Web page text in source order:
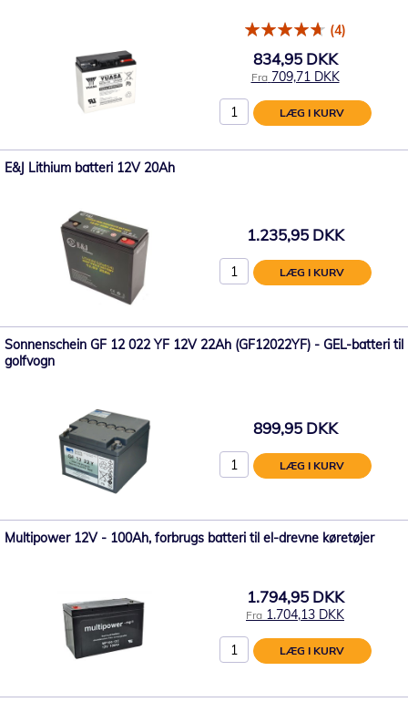
(4)
834,95 DKK
Fra 709,71 DKK
LÆG I KURV
E&J Lithium batteri 12V 20Ah
1.235,95 DKK
LÆG I KURV
Sonnenschein GF 12 022 YF 12V 22Ah (GF12022YF) - GEL-batteri til
golfvogn
899,95 DKK
LÆG I KURV
Multipower 12V - 100Ah, forbrugs batteri til el-drevne køretøjer
1.794,95 DKK
Fra 1.704,13 DKK
LÆG I KURV